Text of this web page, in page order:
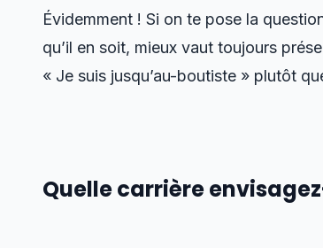
Évidemment ! Si on te pose la
qu’il en soit, mieux vaut toujours
« Je suis jusqu’au-boutiste » plutôt
Quelle carrière